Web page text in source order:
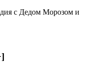
с Дедом Морозом и